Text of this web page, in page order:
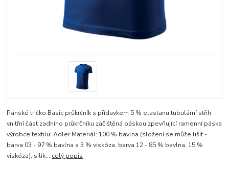
Pánské tričko Basic průkrčník s přídavkem 5 % elastanu tubulární střih
vnitřní část zadního průkrčníku začištěná páskou zpevňující ramenní páska
výrobce textilu: Adler Materiál: 100 % bavlna (složení se může lišit -
barva 03 - 97 % bavlna a 3 % viskóza, barva 12 - 85 % bavlna, 15 %
viskóza), silik... celý popis